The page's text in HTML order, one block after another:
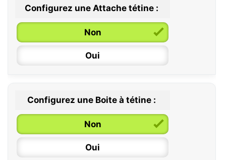
0 / 6 mois
6 / 36 mois
Configurez une Attache tétine :
Non
Oui
Configurez une Boite à tétine :
Non
Oui